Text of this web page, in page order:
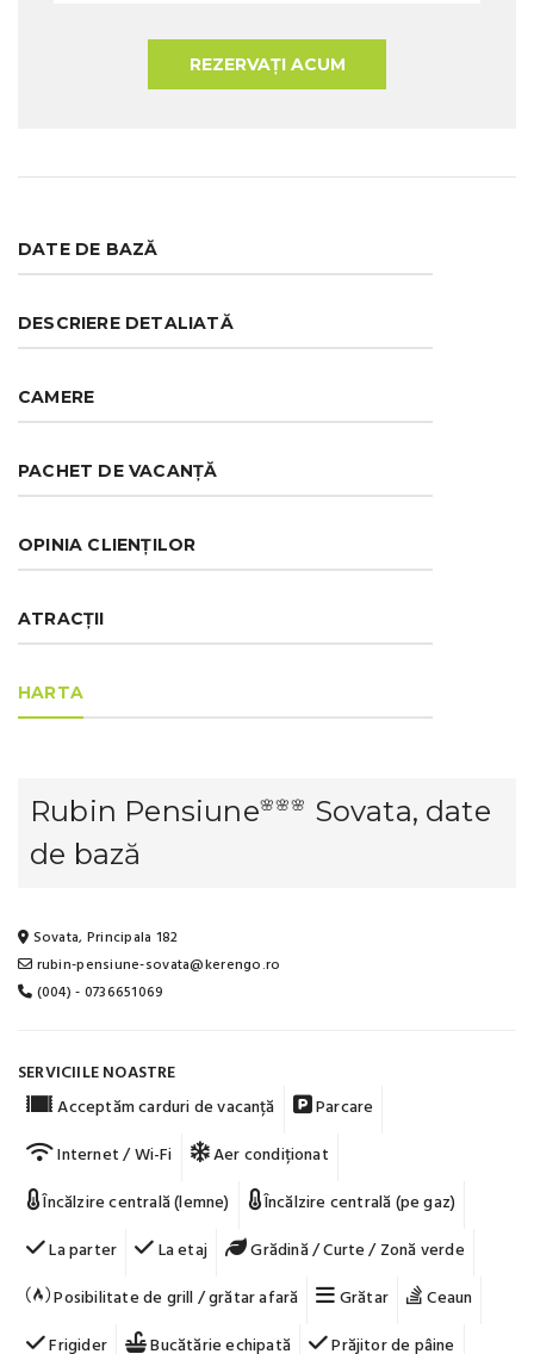
REZERVAȚI ACUM
DATE DE BAZĂ
DESCRIERE DETALIATĂ
CAMERE
PACHET DE VACANȚĂ
OPINIA CLIENȚILOR
ATRACȚII
HARTA
Rubin Pensiune🌸🌸🌸
Sovata, date
de bază
Sovata, Principala 182
rubin-pensiune-sovata@kerengo.ro
(004) - 0736651069
SERVICIILE NOASTRE
Acceptăm carduri de vacanță
Parcare
Internet / Wi-Fi
Aer condiționat
Încălzire centrală (lemne)
Încălzire centrală (pe gaz)
La parter
La etaj
Grădină / Curte / Zonă verde
Posibilitate de grill / grătar afară
Grătar
Ceaun
Frigider
Bucătărie echipată Prăjitor de pâine